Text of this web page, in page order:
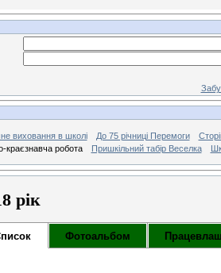
виховання в школі До 75 річниці Перемоги
краєзнавча робота Пришкільний табір Веселка
рік
Фотоальбом